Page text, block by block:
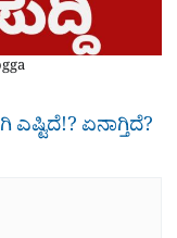
ಏನಾಗ್ತಿದೆ?